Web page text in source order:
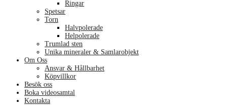
Ringar
Spetsar
Torn
Halvpolerade
Helpolerade
Trumlad sten
Unika mineraler & Samlarobjekt
Om Oss
Ansvar & Hållbarhet
Köpvillkor
Besök oss
Boka videosamtal
Kontakta